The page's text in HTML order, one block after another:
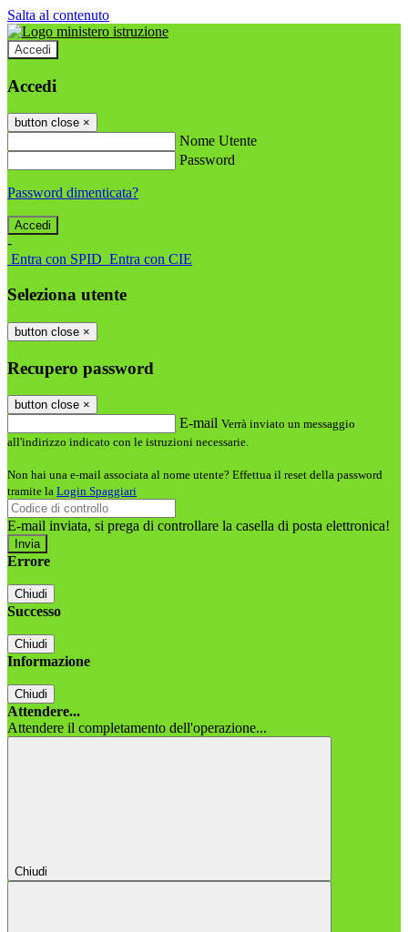
Salta al contenuto
Accedi
Accedi
button close ×
Nome Utente
Password
Password dimenticata?
-
Entra con SPID Entra con CIE
Seleziona utente
button close ×
Recupero password
button close ×
E-mail Verrà inviato un messaggio
all'indirizzo indicato con le istruzioni necessarie.
Non hai una e-mail associata al nome utente? Effettua il reset della password
tramite la Login Spaggiari
E-mail inviata, si prega di controllare la casella di posta elettronica!
Errore
Chiudi
Successo
Chiudi
Informazione
Chiudi
Attendere...
Attendere il completamento dell'operazione...
Chiudi